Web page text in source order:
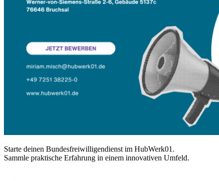
Starte deinen Bundesfreiwilligendienst im HubWerk01.
Sammle praktische Erfahrung in einem innovativen Umfeld.